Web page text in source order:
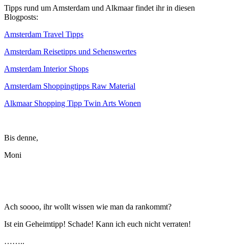
Tipps rund um Amsterdam und Alkmaar findet ihr in diesen
Blogposts:
Amsterdam Travel Tipps
Amsterdam Reisetipps und Sehenswertes
Amsterdam Interior Shops
Amsterdam Shoppingtipps Raw Material
Alkmaar Shopping Tipp Twin Arts Wonen
Bis denne,
Moni
Ach soooo, ihr wollt wissen wie man da rankommt?
Ist ein Geheimtipp! Schade! Kann ich euch nicht verraten!
……..